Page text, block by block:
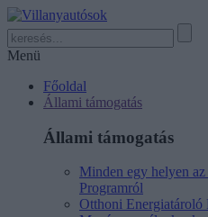
Menü
Főoldal
Állami támogatás
Állami támogatás
Minden egy helyen
Programról
Otthoni Energiatároló